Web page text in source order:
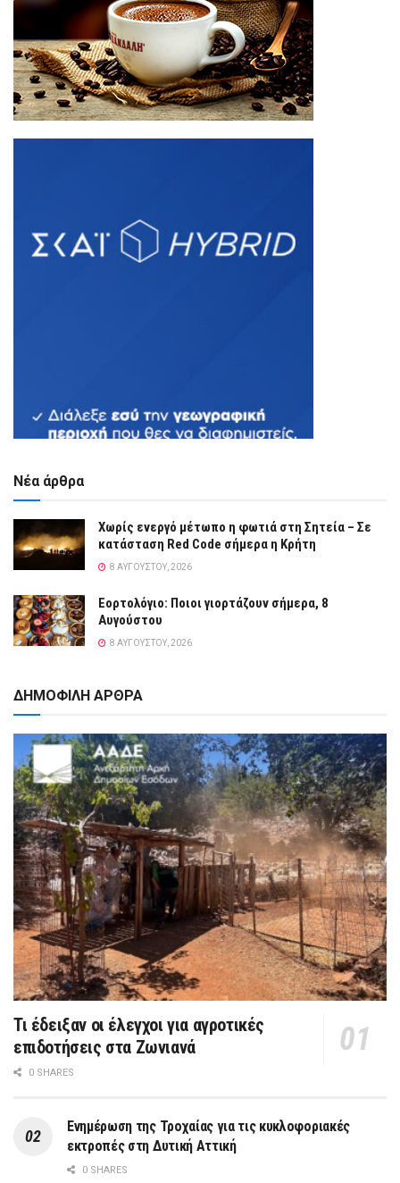
Νέα άρθρα
Χωρίς ενεργό μέτωπο η φωτιά στη Σητεία – Σε
κατάσταση Red Code σήμερα η Κρήτη
8 ΑΥΓΟΎΣΤΟΥ, 2026
Εορτολόγιο: Ποιοι γιορτάζουν σήμερα, 8
Αυγούστου
8 ΑΥΓΟΎΣΤΟΥ, 2026
ΔΗΜΟΦΙΛΗ ΑΡΘΡΑ
Τι έδειξαν οι έλεγχοι για αγροτικές
επιδοτήσεις στα Ζωνιανά
0 SHARES
Ενημέρωση της Τροχαίας για τις κυκλοφοριακές
εκτροπές στη Δυτική Αττική
0 SHARES